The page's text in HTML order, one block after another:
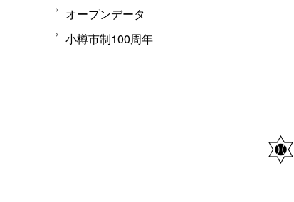
オープンデータ
小樽市制100周年